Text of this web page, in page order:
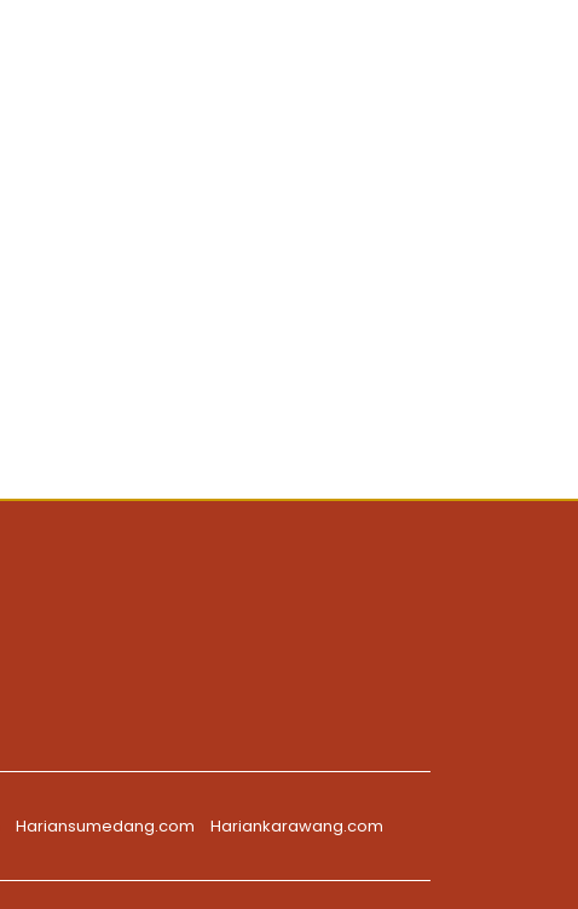
Hariansumedang.com
Hariankarawang.com